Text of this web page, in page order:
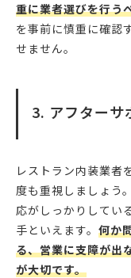
重に業者選びを行う
を事前に慎重に確認
せません。
3. アフターサ
レストラン内装業者
度も重視しましょう
応がしっかりしてい
手といえます。 何か
る、営業に支障が出
が大切です。